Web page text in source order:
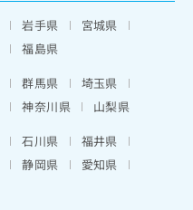
岩手県
宮城県
福島県
群馬県
埼玉県
神奈川県
山梨県
石川県
福井県
静岡県
愛知県